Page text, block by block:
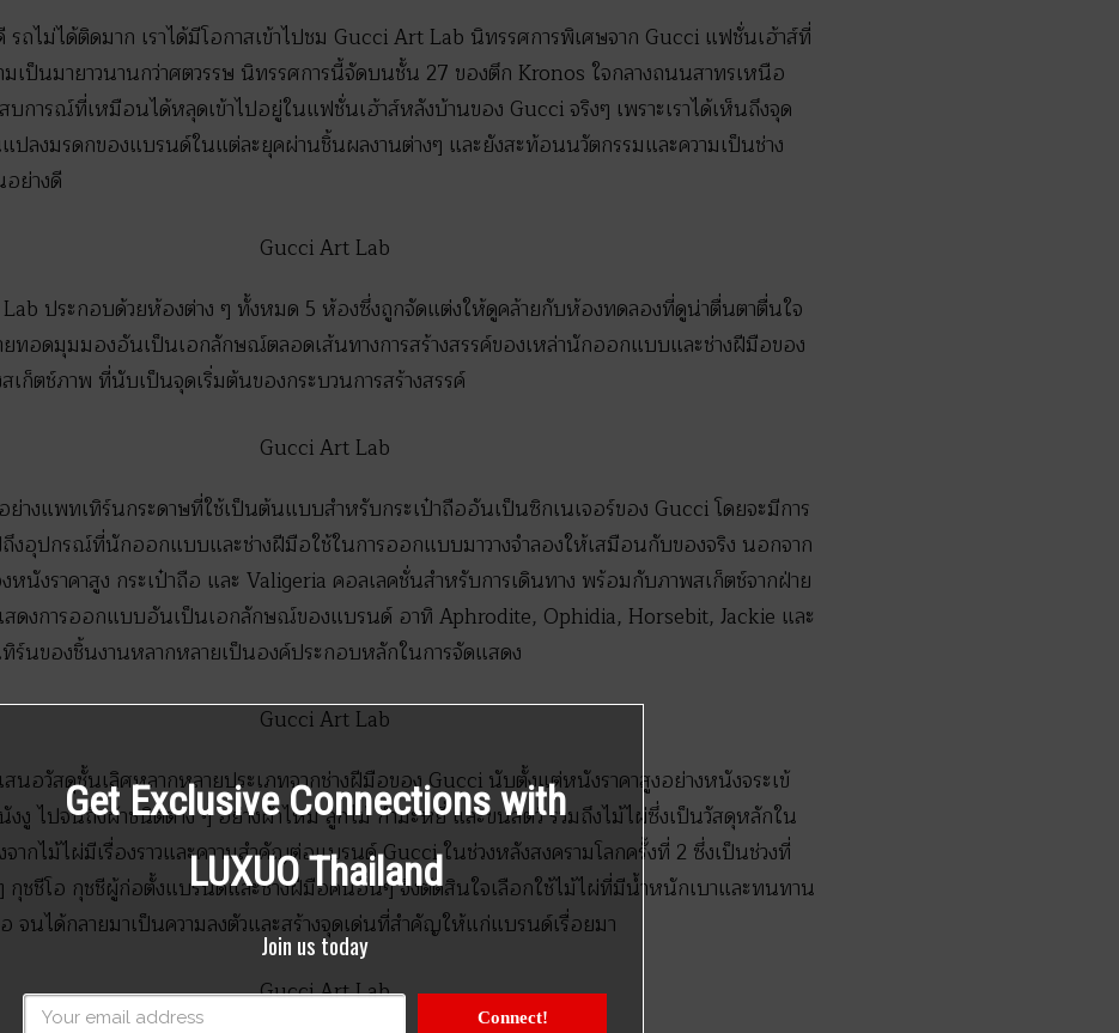
รถไม่ได้ติดมาก เราได้มีโอกาสเข้าไปชม Gucci Art Lab นิทรรศการพิเศษจาก Gucci แฟชั่นเฮ้าส์ที่
มเป็นมายาวนานกว่าศตวรรษ นิทรรศการนี้จัดบนชั้น 27 ของตึก Kronos ใจกลางถนนสาทรเหนือ
สบการณ์ที่เหมือนได้หลุดเข้าไปอยู่ในแฟชั่นเฮ้าส์หลังบ้านของ Gucci จริงๆ เพราะเราได้เห็นถึงจุด
ปลงมรดกของแบรนด์ในแต่ละยุคผ่านชิ้นผลงานต่างๆ และยังสะท้อนนวัตกรรมและความเป็นช่าง
ย่างดี
ประกอบด้วยห้องต่าง ๆ ทั้งหมด 5 ห้องซึ่งถูกจัดแต่งให้ดูคล้ายกับห้องทดลองที่ดูน่าตื่นตาตื่นใจ
ยทอดมุมมองอันเป็นเอกลักษณ์ตลอดเส้นทางการสร้างสรรค์ของเหล่านักออกแบบและช่างฝีมือของ
เก็ตช์ภาพ ที่นับเป็นจุดเริ่มต้นของกระบวนการสร้างสรรค์
างแพทเทิร์นกระดาษที่ใช้เป็นต้นแบบสำหรับกระเป๋าถืออันเป็นซิกเนเจอร์ของ Gucci โดยจะมีการ
ปถึงอุปกรณ์ที่นักออกแบบและช่างฝีมือใช้ในการออกแบบมาวางจำลองให้เสมือนกับของจริง นอกจาก
หนังราคาสูง กระเป๋าถือ และ Valigeria คอลเลคชั่นสำหรับการเดินทาง พร้อมกับภาพสเก็ตช์จากฝ่าย
ดงการออกแบบอันเป็นเอกลักษณ์ของแบรนด์ อาทิ Aphrodite, Ophidia, Horsebit, Jackie และ
นของชิ้นงานหลากหลายเป็นองค์ประกอบหลักในการจัดแสดง
นอวัสดุชั้นเลิศหลากหลายประเภทจากช่างฝีมือของ Gucci นับตั้งแต่หนังราคาสูงอย่างหนังจระเข้
งู ไปจนถึงผ้าชนิดต่าง ๆ อย่างผ้าไหม ลูกไม้ กำมะหยี่ และขนสัตว์ รวมถึงไม้ไผ่ซึ่งเป็นวัสดุหลักใน
ากไม้ไผ่มีเรื่องราวและความสำคัญต่อแบรนด์ Gucci ในช่วงหลังสงครามโลกครั้งที่ 2 ซึ่งเป็นช่วงที่
กุชชีโอ กุชชีผู้ก่อตั้งแบรนด์และช่างฝีมือคนอื่นๆ จึงตัดสินใจเลือกใช้ไม้ไผ่ที่มีน้ำหนักเบาและทนทาน
จนได้กลายมาเป็นความลงตัวและสร้างจุดเด่นที่สำคัญให้แก่แบรนด์เรื่อยมา
Get Exclusive Connections with
LUXUO Thailand
Join us today
Connect!